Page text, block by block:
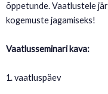
õppetunde. Vaatlustele
kogemuste jagamiseks!
Vaatlusseminari kava:
1. vaatluspäev